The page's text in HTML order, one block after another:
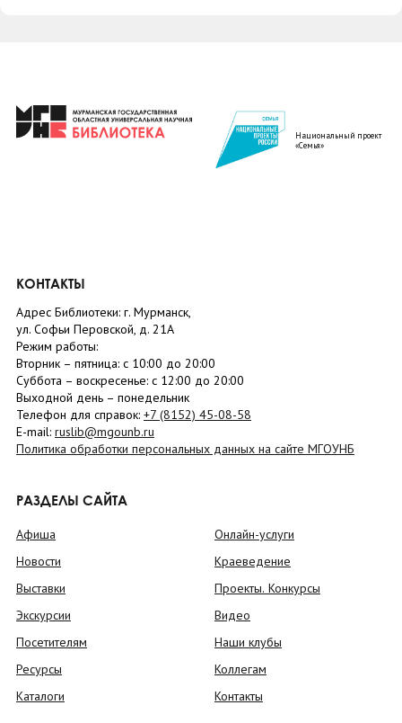
Национальный проект
«Семья»
КОНТАКТЫ
Адрес Библиотеки: г. Мурманск,
ул. Софьи Перовской, д. 21А
Режим работы:
Вторник – пятница: с 10:00 до 20:00
Суббота – воскресенье: c 12:00 до 20:00
Выходной день – понедельник
Телефон для справок: +7 (8152) 45-08-58
E-mail: ruslib@mgounb.ru
Политика обработки персональных данных на сайте МГОУНБ
РАЗДЕЛЫ САЙТА
Афиша
Новости
Выставки
Экскурсии
Посетителям
Ресурсы
Каталоги
Онлайн-услуги
Краеведение
Проекты. Конкурсы
Видео
Наши клубы
Коллегам
Контакты